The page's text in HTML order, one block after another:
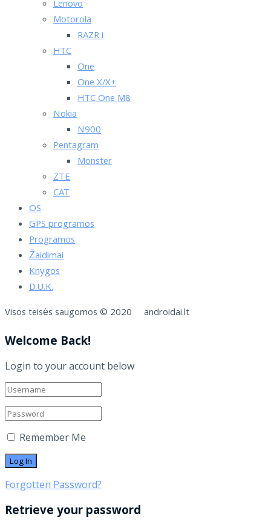
Lenovo
Motorola
RAZR i
HTC
One
One X/X+
HTC One M8
Nokia
N900
Pentagram
Monster
ZTE
CAT
OS
GPS programos
Programos
Žaidimai
Knygos
D.U.K.
Visos teisės saugomos © 2020 androidai.lt
Welcome Back!
Login to your account below
Remember Me
Forgotten Password?
Retrieve your password